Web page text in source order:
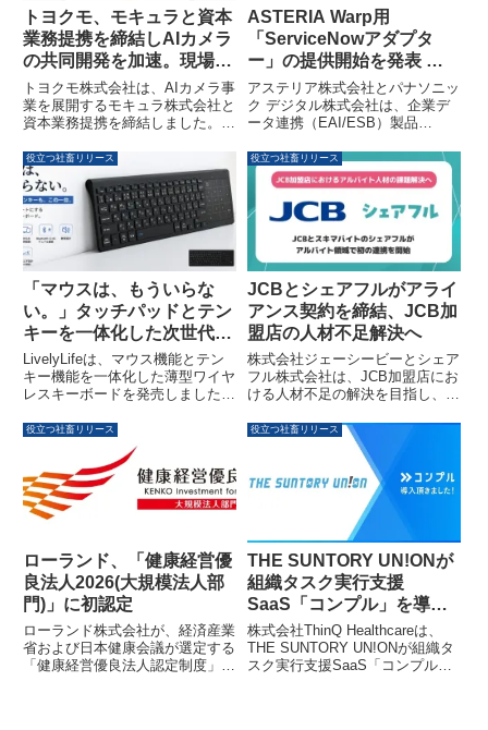
トヨクモ、モキュラと資本
業務提携を締結しAIカメラ
の共同開発を加速。現場
DXを強力に推進します
トヨクモ株式会社は、AIカメラ事
業を展開するモキュラ株式会社と
資本業務提携を締結しました。こ
制を強化し、ウェブカメラで現場
の事象を自動検知してkintoneへ
記録する新サービスを通じて、現
場の人手不足や安全管理といった
課題解決を支援し、DXを加速し
ます。
ASTERIA Warp用
「ServiceNowアダプタ
ー」の提供開始を発表 ～
ServiceNowと各種システ
ムをノーコードで連携し業
務DXを推進～
アステリア株式会社とパナソニッ
ク デジタル株式会社は、企業デ
ータ連携（EAI/ESB）製品
「ServiceNow AI Platform」を連
携させる「ServiceNowアダプタ
ー」の提供を開始しました。これ
により、ServiceNowと既存シス
テム間のデータ連携がノーコード
で実現され、開発負荷の軽減とデ
ータ利活用促進による業務DXが
推進されます。
役立つ社畜リリース
「マウスは、もういらな
い。」タッチパッドとテン
キーを一体化した次世代ワ
イヤレスキーボードが
LivelyLifeより登場
LivelyLifeは、マウス機能とテン
キー機能を一体化した薄型ワイヤ
レスキーボードを発売しました。
ーをワンタッチで切り替え可能
で、最大3台のデバイスに同時接
続できるマルチデバイス機能を備
えています。Bluetoothおよび
2.4GHzワイヤレス接続に対応
し、最薄約6mm、約300gの軽量
で、多様なワークスタイルをサポ
ートします。
役立つ社畜リリース
JCBとシェアフルがアライ
アンス契約を締結、JCB加
盟店の人材不足解決へ
株式会社ジェーシービーとシェア
フル株式会社は、JCB加盟店にお
ける人材不足の解決を目指し、ア
特にアルバイト・パートの人材確
保に特化した企業間提携は、JCB
にとって初めての試みとなりま
す。
役立つ社畜リリース
ローランド、「健康経営優
良法人2026(大規模法人部
門)」に初認定
ローランド株式会社が、経済産業
省および日本健康会議が選定する
「健康経営優良法人認定制度」に
役立つ社畜リリース
THE SUNTORY UN!ONが
組織タスク実行支援
SaaS「コンプル」を導
入、非専従メンバーへのタ
スク管理を効率化
株式会社ThinQ Healthcareは、
THE SUNTORY UN!ONが組織タ
スク実行支援SaaS「コンプル」